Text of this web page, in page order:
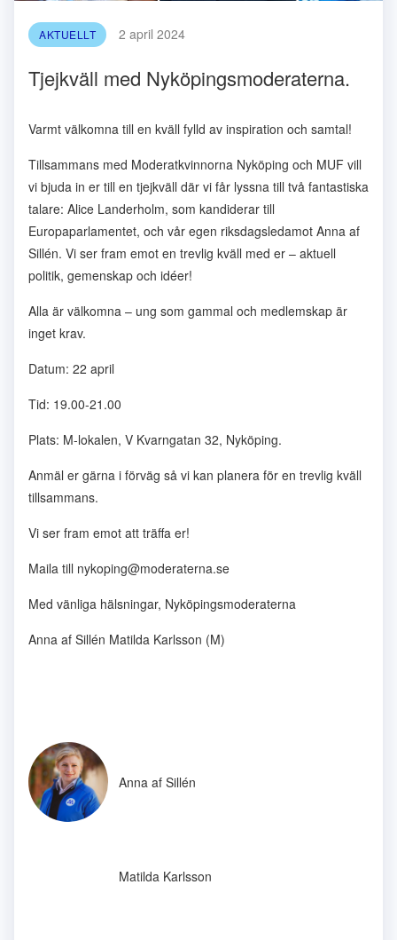
AKTUELLT 2 april 2024
Tjejkväll med Nyköpingsmoderaterna.
Varmt välkomna till en kväll fylld av inspiration och samtal!
Tillsammans med Moderatkvinnorna Nyköping och MUF vill
vi bjuda in er till en tjejkväll där vi får lyssna till två fantastiska
talare: Alice Landerholm, som kandiderar till
Europaparlamentet, och vår egen riksdagsledamot Anna af
Sillén. Vi ser fram emot en trevlig kväll med er – aktuell
politik, gemenskap och idéer!
Alla är välkomna – ung som gammal och medlemskap är
inget krav.
Datum: 22 april
Tid: 19.00-21.00
Plats: M-lokalen, V Kvarngatan 32, Nyköping.
Anmäl er gärna i förväg så vi kan planera för en trevlig kväll
tillsammans.
Vi ser fram emot att träffa er!
Maila till nykoping@moderaterna.se
Med vänliga hälsningar, Nyköpingsmoderaterna
Anna af Sillén Matilda Karlsson (M)
Anna af Sillén
Matilda Karlsson